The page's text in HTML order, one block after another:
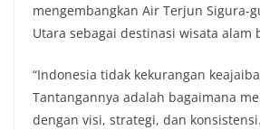
mengembangkan Air Terjun Sigura-
Utara sebagai destinasi wisata alam
“Indonesia tidak kekurangan
Tantangannya adalah bagaimana
dengan visi, strategi, dan